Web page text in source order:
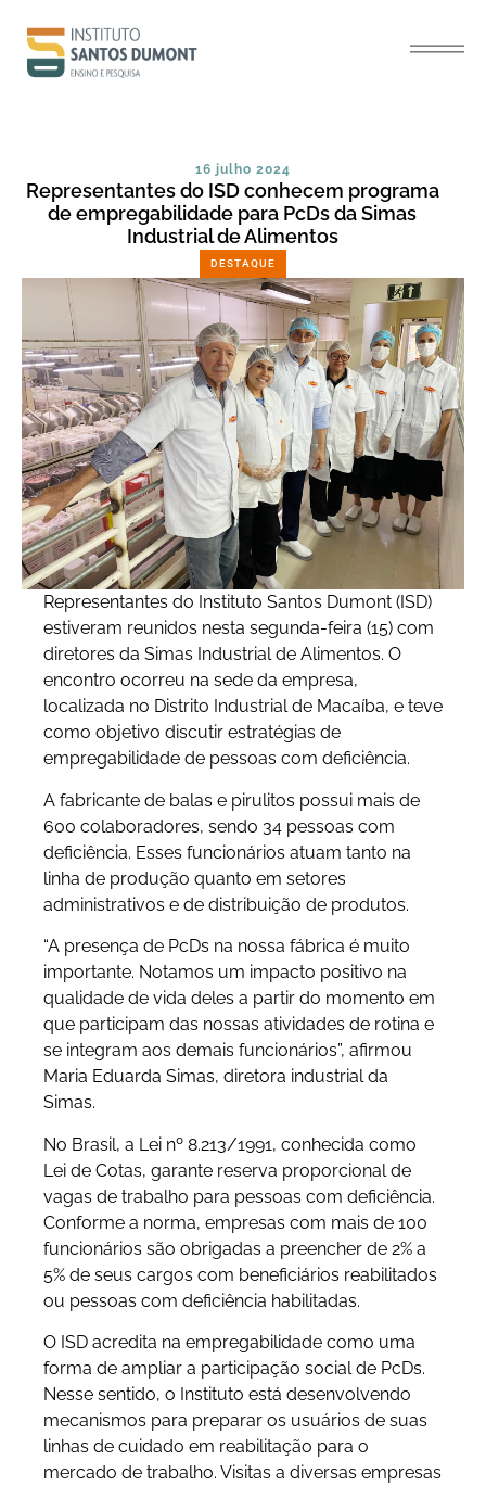
16 julho 2024
Representantes do ISD conhecem programa
de empregabilidade para PcDs da Simas
Industrial de Alimentos
DESTAQUE
Representantes do Instituto Santos Dumont (ISD)
estiveram reunidos nesta segunda-feira (15) com
diretores da Simas Industrial de Alimentos. O
encontro ocorreu na sede da empresa,
localizada no Distrito Industrial de Macaíba, e teve
como objetivo discutir estratégias de
empregabilidade de pessoas com deficiência.
A fabricante de balas e pirulitos possui mais de
600 colaboradores, sendo 34 pessoas com
deficiência. Esses funcionários atuam tanto na
linha de produção quanto em setores
administrativos e de distribuição de produtos.
“A presença de PcDs na nossa fábrica é muito
importante. Notamos um impacto positivo na
qualidade de vida deles a partir do momento em
que participam das nossas atividades de rotina e
se integram aos demais funcionários”, afirmou
Maria Eduarda Simas, diretora industrial da
Simas.
No Brasil, a Lei nº 8.213/1991, conhecida como
Lei de Cotas, garante reserva proporcional de
vagas de trabalho para pessoas com deficiência.
Conforme a norma, empresas com mais de 100
funcionários são obrigadas a preencher de 2% a
5% de seus cargos com beneficiários reabilitados
ou pessoas com deficiência habilitadas.
O ISD acredita na empregabilidade como uma
forma de ampliar a participação social de PcDs.
Nesse sentido, o Instituto está desenvolvendo
mecanismos para preparar os usuários de suas
linhas de cuidado em reabilitação para o
mercado de trabalho. Visitas a diversas empresas